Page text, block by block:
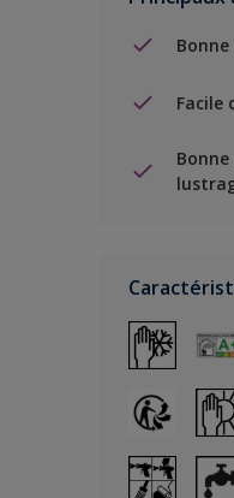
Facile